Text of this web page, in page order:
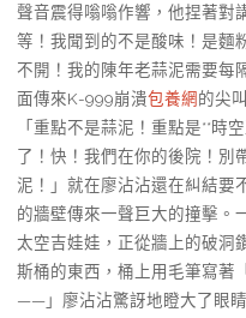
聲音震得嗡嗡作響，他捏著對
等！我聞到的不是酸味！是麵
不開！我的陳年老蒜泥需要每
面傳來K-999崩潰包養網的尖
「重點不是蒜泥！重點是**時
了！快！我們在你的後院！
泥！」就在廖沾沾還在糾結要
的牆壁傳來一聲巨大的撞擊。
太空吉娃娃，正從牆上的破洞
斯桶的東西，桶上用毛筆寫著
——」廖沾沾驚訝地瞪大了眼